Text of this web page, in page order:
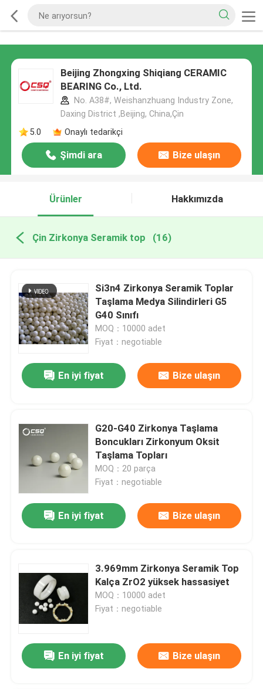
Beijing Zhongxing Shiqiang CERAMIC
BEARING Co., Ltd.
No. A38#, Weishanzhuang Industry Zone,
Daxing District ,Beijing, China,Çin
5.0
Onaylı tedarikçi
Şimdi ara Bize ulaşın
Ürünler Hakkımızda
Çin Zirkonya Seramik top (16)
Si3n4 Zirkonya Seramik Toplar
Taşlama Medya Silindirleri G5
G40 Sınıfı
MOQ：10000 adet
Fiyat：negotiable
En iyi fiyat Bize ulaşın
G20-G40 Zirkonya Taşlama
Boncukları Zirkonyum Oksit
Taşlama Topları
MOQ：20 parça
Fiyat：negotiable
En iyi fiyat Bize ulaşın
3.969mm Zirkonya Seramik Top
Kalça ZrO2 yüksek hassasiyet
MOQ：10000 adet
Fiyat：negotiable
En iyi fiyat Bize ulaşın